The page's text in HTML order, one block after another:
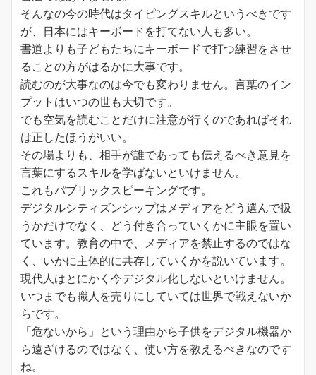
そんなの今の時代はタイピングスキルというべきです
が、日本にはキーボードを打てない人も多い。
書道よりも子どもたちにキーボードで打つ練習をさせ
ることの方がはるかに大事です。
読むのが大事なのは今でも変わりません。言葉のイン
プットはいつの世も大切です。
でも空気を読むことだけに注意が行くのであればそれ
は正したほうがいい。
その場よりも、相手が誰であっても伝えるべき意見を
言葉にするスキルを学ばないといけません。
これもパブリックスピーキングです。
デジタルシティズンシップはメディアをどう選んで扱
うかだけでなく、どう付き合っていくかに主眼を置い
ています。教育の中で、メディアを禁止するのではな
く、いかに主体的に共存していくかを説いています。
現代人はとにかく今デジタル化しないといけません。
いつまでも職人を売りにしていては世界で戦えないか
らです。
「危ないから」という理由から子供をデジタル機器か
ら遠ざけるのではなく、使い方を教えるべきなのです
ね。